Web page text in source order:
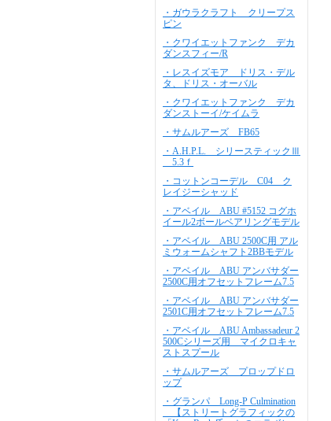
・ガウラクラフト クリープス
ピン
・クワイエットファンク デカ
ダンスフィー/R
・レスイズモア ドリス・デル
タ、ドリス・オーバル
・クワイエットファンク デカ
ダンストーイ/ケイムラ
・サムルアーズ FB65
・A.H.P.L. シリースティックⅢ
5.3ｆ
・コットンコーデル C04 ク
レイジーシャッド
・アベイル ABU #5152 コグホ
イール2ボールベアリングモデル
・アベイル ABU 2500C用 アル
ミウォームシャフト2BBモデル
・アベイル ABU アンバサダー
2500C用オフセットフレーム7.5
・アベイル ABU アンバサダー
2501C用オフセットフレーム7.5
・アベイル ABU Ambassadeur 2
500Cシリーズ用 マイクロキャ
ストスプール
・サムルアーズ プロップドロ
ップ
・グランパ Long-P Culmination
【ストリートグラフィックの